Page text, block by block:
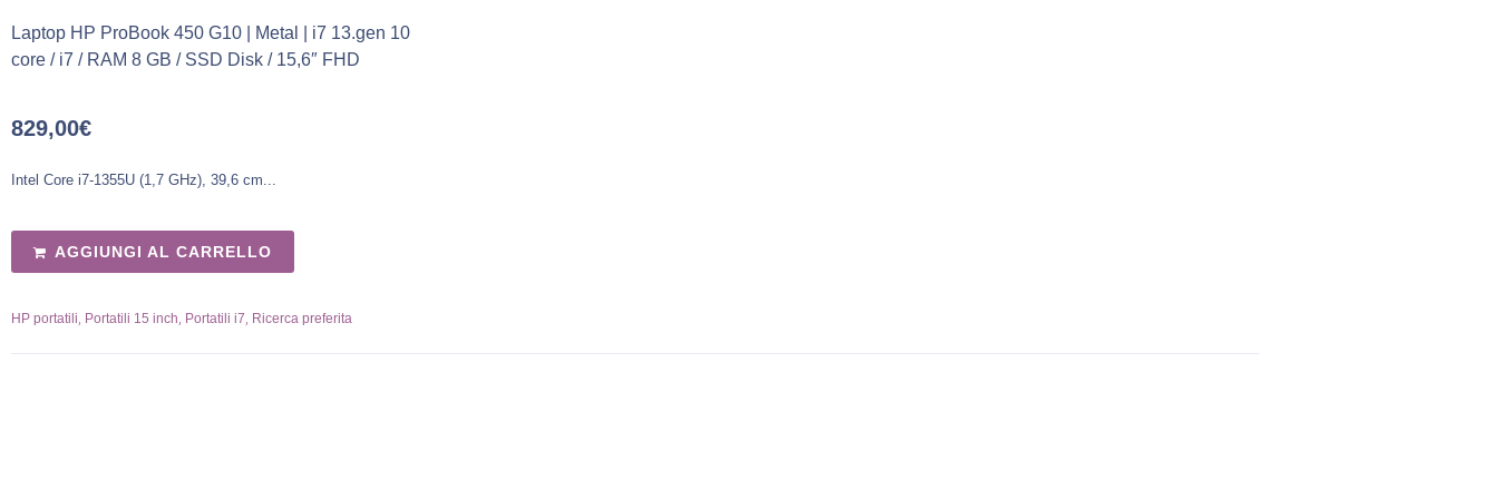
Laptop HP ProBook 450 G10 | Metal | i7 13.gen 10
core / i7 / RAM 8 GB / SSD Disk / 15,6″ FHD
829,00€
Intel Core i7-1355U (1,7 GHz), 39,6 cm...
AGGIUNGI AL CARRELLO
HP portatili Portatili 15 inch Portatili i7 Ricerca preferita